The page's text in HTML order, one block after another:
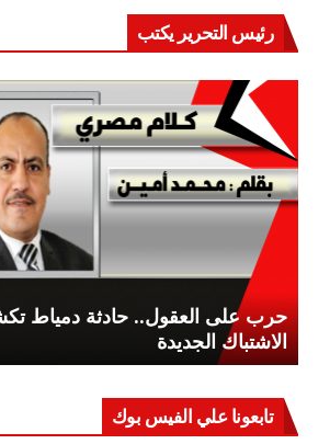
رئيس التحرير يكتب
حرب على العقول.. حادثة دمياط
الاشتباك الجديدة
تابعونا علي الفيس بوك